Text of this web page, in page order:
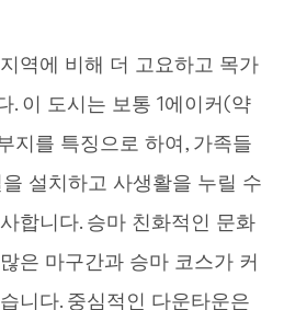
역에 비해 더 고요하고 목가
. 이 도시는 보통 1에이커(약
지를 특징으로 하여, 가족들
설치하고 사생활을 누릴 수
합니다. 승마 친화적인 문화
은 마구간과 승마 코스가 커
니다. 중심적인 다운타운은